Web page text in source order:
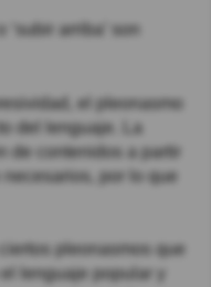
‘subir arriba’ son
el pleonasmo
del lenguaje. La
de contenidos a partir
por lo que
pleonasmos que
lenguaje popular y